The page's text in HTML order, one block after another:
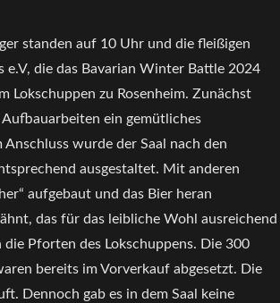
standen auf 10 Uhr und die fleißigen
e.V, die das Bavarian Winter Battle 2024
Lokschuppen zu Rosenheim. Zunächst
ein gemütliches
wurde der Saal nach den
ausgestaltet. Mit anderen
aufgebaut und das Bier heran
das für das leibliche Wohl ausreichend
Pforten des Lokschuppens. Die 300
bereits im Vorverkauf abgesetzt. Die
Dennoch gab es in dem Saal keine